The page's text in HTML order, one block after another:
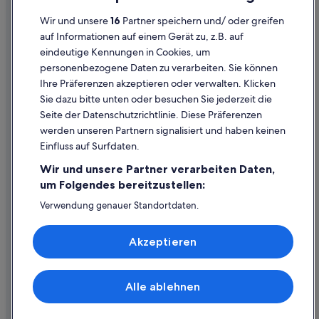
Hotels mit Kinderbetreuung in Los Angeles
Cottages in Los Angeles
5-Sterne-Hotels in Downtown Los Angeles
Motel 6 Hotels in Los Angeles
Romantische in Downtown Los Angeles
Hotel-Resorts in Los Angeles
Loews Hotels in Los Angeles
Extended Stay America Hotels in Los Angeles
Luxus in Los Angeles
Hotels mit Restaurant in Downtown Los Angeles
All-Inclusive- in Los Angeles
Ferienwohnungen in Los Angeles
Inhaltsrichtlinien und Melden von Inhalten
Hilfe
Hilfe
Flug stornieren
Rückerstattungsdauer
Expedia-Gutschein einlösen
Internationale Reisedokumente
© 2026 Expedia, Inc., ein Unternehmen der Expedia Group. Alle Rechte
vorbehalten. Expedia und das Expedia-Logo sind Handelsmarken oder
Wir und unsere16 Partner speichern und/ oder greifen
auf Informationen auf einem Gerät zu, z.B. auf
eindeutige Kennungen in Cookies, um
personenbezogene Daten zu verarbeiten. Sie können
Ihre Präferenzen akzeptieren oder verwalten. Klicken
Sie dazu bitte unten oder besuchen Sie jederzeit die
Seite der Datenschutzrichtlinie. Diese Präferenzen
werden unseren Partnern signalisiert und haben keinen
Einfluss auf Surfdaten.
Wir und unsere Partner verarbeiten Daten,
um Folgendes bereitzustellen:
Verwendung genauer Standortdaten.
Speichern von oder Zugriff auf Informationen auf einem
Endgerät. Personalisierte Werbung und Inhalte, Messung
von Werbeleistung und der Performance von Inhalten,
Liste der Partner (Lieferanten)
Alle ablehnen
Akzeptieren